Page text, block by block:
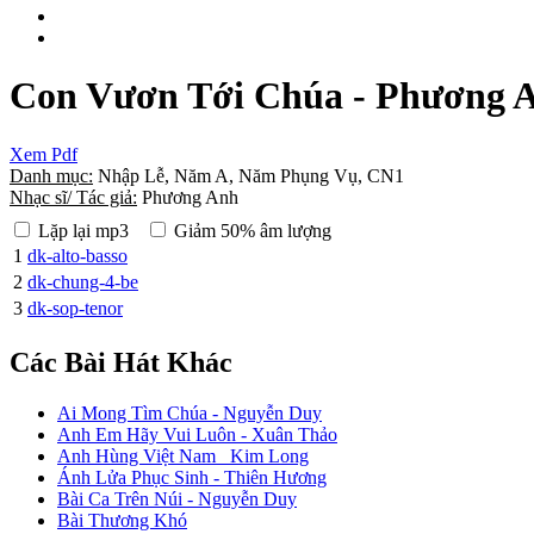
Con Vươn Tới Chúa - Phương
Xem Pdf
Danh mục: Nhập Lễ, Năm A, Năm Phụng Vụ, CN1
Nhạc sĩ/ Tác giả: Phương Anh
Lặp lại mp3
Giảm 50% âm lượng
1 dk-alto-basso
2 dk-chung-4-be
3 dk-sop-tenor
Các Bài Hát Khác
Ai Mong Tìm Chúa - Nguyễn Duy
Anh Em Hãy Vui Luôn - Xuân Thảo
Anh Hùng Việt Nam _Kim Long
Ánh Lửa Phục Sinh - Thiên Hương
Bài Ca Trên Núi - Nguyễn Duy
Bài Thương Khó